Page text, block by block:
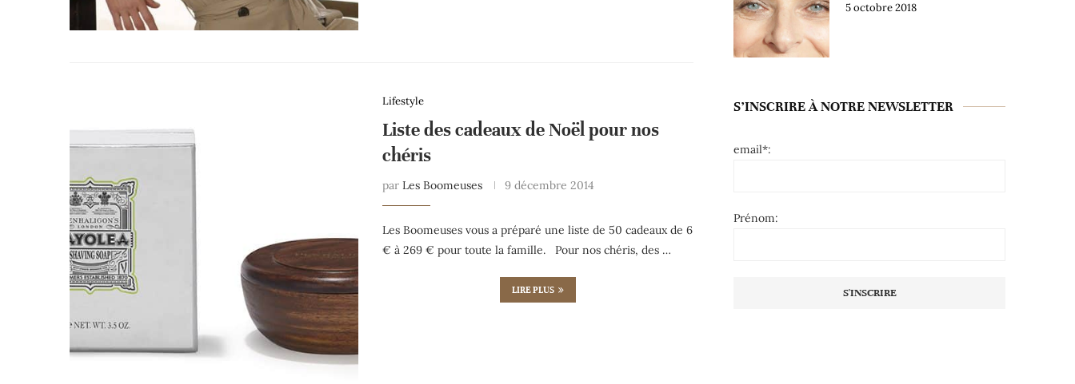
Lifestyle
Liste des cadeaux de Noël pour nos
chéris
par Les Boomeuses 9 décembre 2014
Les Boomeuses vous a préparé une liste de 50 cadeaux de 6
€ à 269 € pour toute la famille. Pour nos chéris, des …
LIRE PLUS
5 octobre 2018
S’INSCRIRE À NOTRE NEWSLETTER
email*:
Prénom: